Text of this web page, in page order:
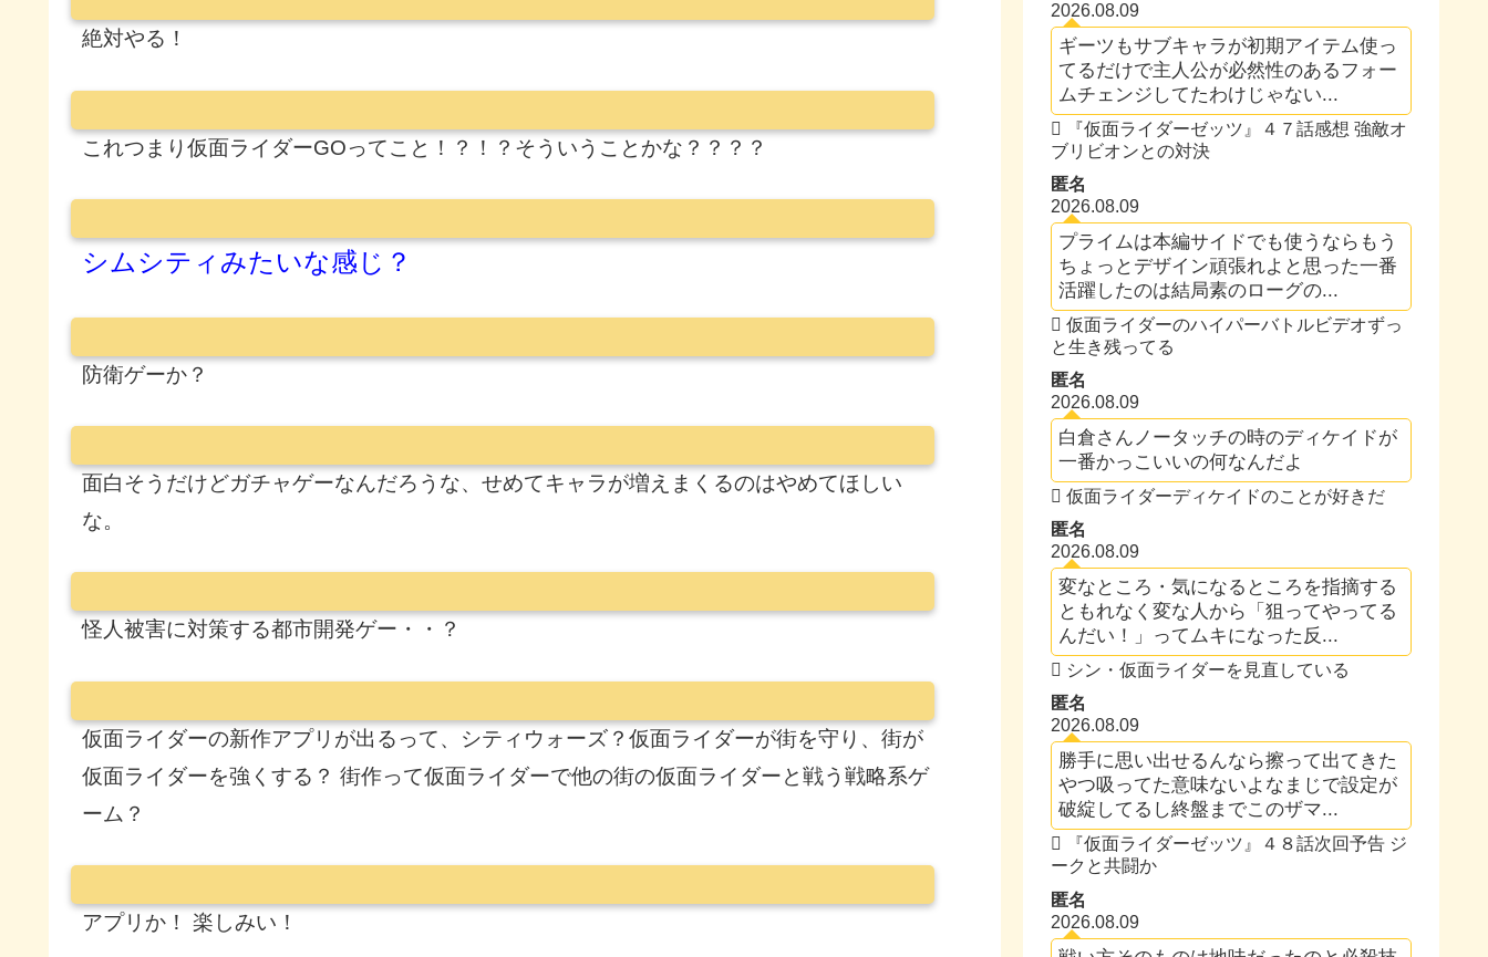
絶対やる！
これつまり仮面ライダーGOってこと！？！？そういうことかな？？？？
シムシティみたいな感じ？
防衛ゲーか？
面白そうだけどガチャゲーなんだろうな、せめてキャラが増えまくるのはやめてほしい
な。
怪人被害に対策する都市開発ゲー・・？
仮面ライダーの新作アプリが出るって、シティウォーズ？仮面ライダーが街を守り、街が
仮面ライダーを強くする？ 街作って仮面ライダーで他の街の仮面ライダーと戦う戦略系ゲ
ーム？
アプリか！ 楽しみい！
2026.08.09
ギーツもサブキャラが初期アイテム使っ
てるだけで主人公が必然性のあるフォー
ムチェンジしてたわけじゃない...
『仮面ライダーゼッツ』４７話感想 強敵オ
ブリビオンとの対決
匿名
2026.08.09
プライムは本編サイドでも使うならもう
ちょっとデザイン頑張れよと思った一番
活躍したのは結局素のローグの...
仮面ライダーのハイパーバトルビデオずっ
と生き残ってる
匿名
2026.08.09
白倉さんノータッチの時のディケイドが
一番かっこいいの何なんだよ
仮面ライダーディケイドのことが好きだ
匿名
2026.08.09
変なところ・気になるところを指摘する
ともれなく変な人から「狙ってやってる
んだい！」ってムキになった反...
シン・仮面ライダーを見直している
匿名
2026.08.09
勝手に思い出せるんなら擦って出てきた
やつ吸ってた意味ないよなまじで設定が
破綻してるし終盤までこのザマ...
『仮面ライダーゼッツ』４８話次回予告 ジ
ークと共闘か
匿名
2026.08.09